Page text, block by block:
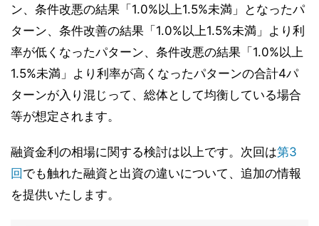
ン、条件改悪の結果「1.0%以上1.5%未満」となったパ
ターン、条件改善の結果「1.0%以上1.5%未満」より利
率が低くなったパターン、条件改悪の結果「1.0%以上
1.5%未満」より利率が高くなったパターンの合計4パ
ターンが入り混じって、総体として均衡している場合
等が想定されます。
融資金利の相場に関する検討は以上です。次回は第3
回でも触れた融資と出資の違いについて、追加の情報
を提供いたします。